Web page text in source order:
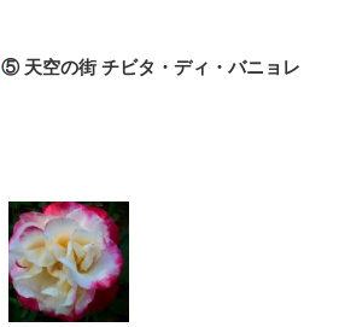
⑤ 天空の街 チビタ・ディ・バニョレ